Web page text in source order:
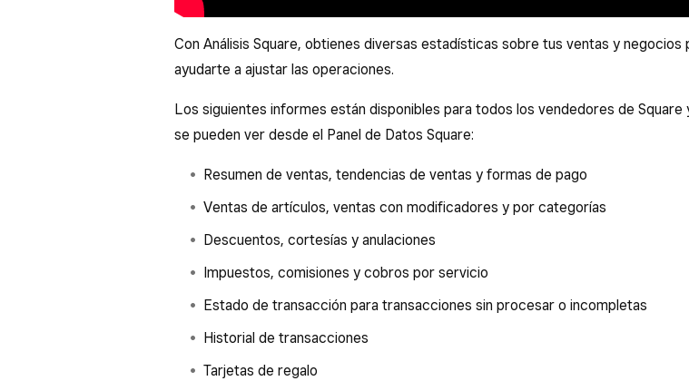
Con Análisis Square, obtienes diversas estadísticas sobre tus ventas y negocios
ayudarte a ajustar las operaciones.
Los siguientes informes están disponibles para todos los vendedores de Square
se pueden ver desde el Panel de Datos Square:
Resumen de ventas, tendencias de ventas y formas de pago
Ventas de artículos, ventas con modificadores y por categorías
Descuentos, cortesías y anulaciones
Impuestos, comisiones y cobros por servicio
Estado de transacción para transacciones sin procesar o incompletas
Historial de transacciones
Tarjetas de regalo